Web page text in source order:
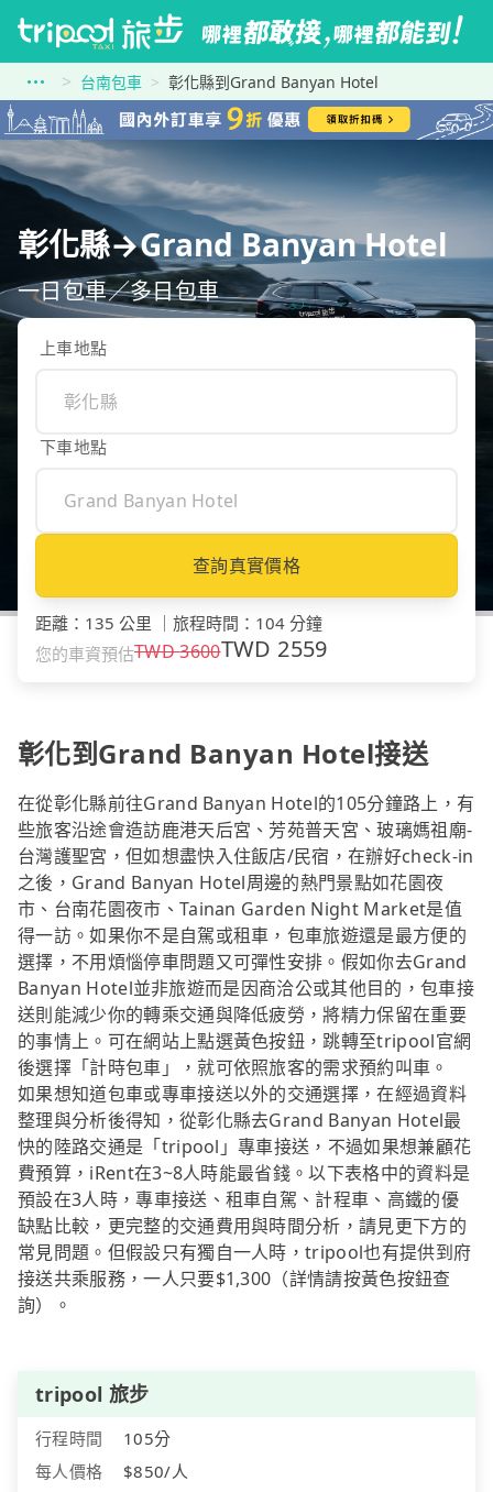
台南包車 彰化縣到Grand Banyan Hotel
彰化縣→Grand Banyan Hotel
一日包車／多日包車
上車地點
下車地點
查詢真實價格
距離 ： 135 公里 旅程時間 ： 104 分鐘
您的車資預估TWD3600TWD 2559
彰化到Grand Banyan Hotel接送
在從彰化縣前往Grand Banyan Hotel的105分鐘路上，有
些旅客沿途會造訪鹿港天后宮、芳苑普天宮、玻璃媽祖廟-
台灣護聖宮，但如想盡快入住飯店/民宿，在辦好check-in
之後，Grand Banyan Hotel周邊的熱門景點如花園夜
市、台南花園夜市、Tainan Garden Night Market是值
得一訪。如果你不是自駕或租車，包車旅遊還是最方便的
選擇，不用煩惱停車問題又可彈性安排。假如你去Grand
Banyan Hotel並非旅遊而是因商洽公或其他目的，包車接
送則能減少你的轉乘交通與降低疲勞，將精力保留在重要
的事情上。可在網站上點選黃色按鈕，跳轉至tripool官網
後選擇「計時包車」，就可依照旅客的需求預約叫車。
如果想知道包車或專車接送以外的交通選擇，在經過資料
整理與分析後得知，從彰化縣去Grand Banyan Hotel最
快的陸路交通是「tripool」專車接送，不過如果想兼顧花
費預算，iRent在3~8人時能最省錢。以下表格中的資料是
預設在3人時，專車接送、租車自駕、計程車、高鐵的優
缺點比較，更完整的交通費用與時間分析，請見更下方的
常見問題。但假設只有獨自一人時，tripool也有提供到府
接送共乘服務，一人只要$1,300（詳情請按黃色按鈕查
詢）。
tripool 旅步
行程時間
105分
每人價格
$850/人